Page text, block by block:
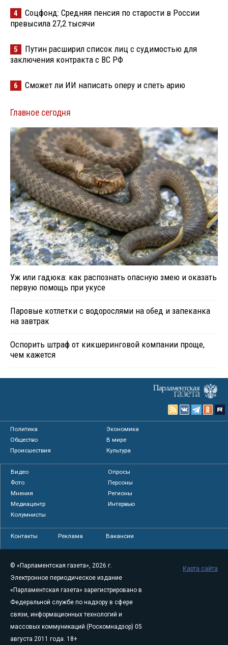
4
Соцфонд: Средняя пенсия по старости в России
превысила 27,2 тысячи
5
Путин расширил список лиц с судимостью для
заключения контракта с ВС РФ
6 Сможет ли ИИ написать оперу и спеть арию
Главное сегодня
Уж или гадюка: как распознать опасную змею и оказать
первую помощь при укусе
Паровые котлетки с водорослями на обед и запеканка
на завтрак
Оспорить штраф от кикшеринговой компании проще,
чем кажется
Политика
Экономика
Общество
В мире
Происшествия
Культура
Видео
Опросы
Фото
Персоны
Мнения
Регионы
Медиацентр
Интервью
Колумнисты
Контакты Реклама Вакансии
© «Парламентская газета», 2026 г.
Электронное периодическое издание
«Парламентская газета» зарегистрировано в
Федеральной службе по надзору в сфере
связи, информационных технологий и
массовых коммуникаций (Роскомнадзор) 05
августа 2011 года. 18+
Карта сайта